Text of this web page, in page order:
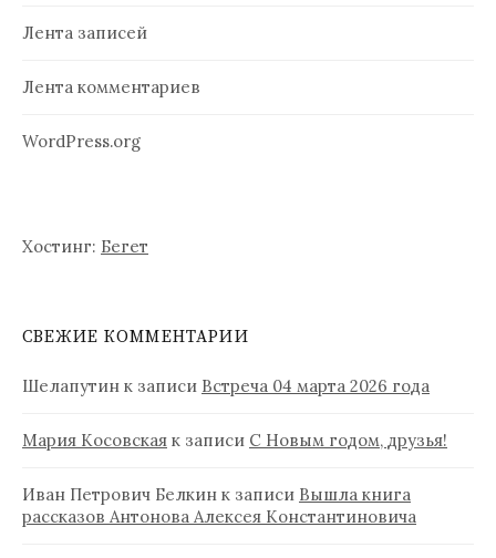
я
м
Лента записей
Лента комментариев
WordPress.org
Хостинг: Бегет
СВЕЖИЕ КОММЕНТАРИИ
Шелапутин к записи Встреча 04 марта 2026 года
Мария Косовская к записи С Новым годом, друзья!
Иван Петрович Белкин к записи Вышла книга
рассказов Антонова Алексея Константиновича